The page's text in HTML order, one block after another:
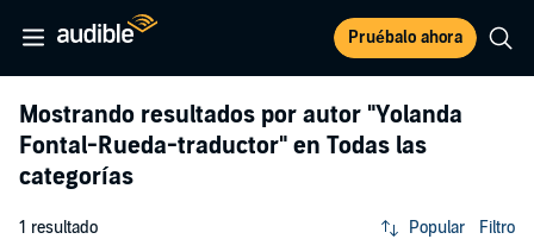
Pruébalo ahora
Mostrando resultados por autor "Yolanda
Fontal-Rueda-traductor" en Todas las
categorías
1 resultado Popular Filtro